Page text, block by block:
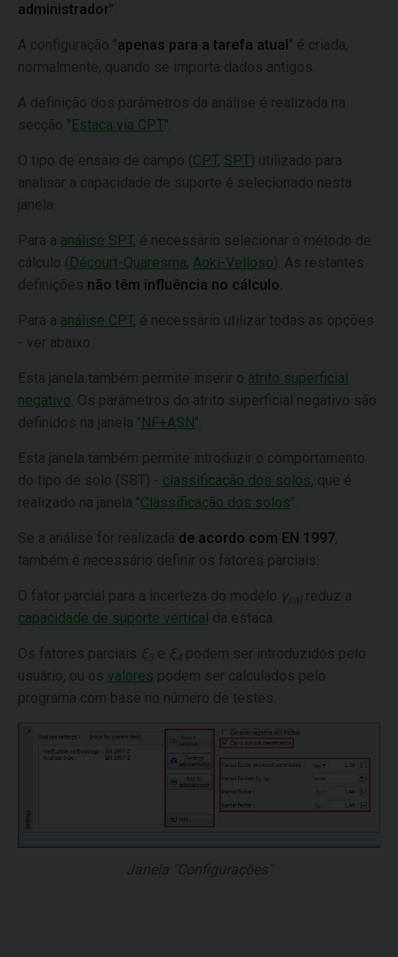
administrador".
A configuração "apenas para a tarefa atual" é criada,
normalmente, quando se importa dados antigos.
A definição dos parâmetros da análise é realizada na
secção "Estaca via CPT".
O tipo de ensaio de campo ( CPT, SPT) utilizado para
analisar a capacidade de suporte é selecionado nesta
janela.
Para a análise SPT, é necessário selecionar o método de
cálculo ( Décourt-Quaresma, Aoki-Velloso). As restantes
definições não têm influência no cálculo.
Para a análise CPT, é necessário utilizar todas as opções
- ver abaixo.
Esta janela também permite inserir o atrito superficial
negativo . Os parâmetros do atrito superficial negativo são
definidos na janela "NF+ASN".
Esta janela também permite introduzir o comportamento
do tipo de solo (SBT) - classificação dos solos, que é
realizado na janela "Classificação dos solos".
Se a análise for realizada de acordo com EN 1997,
também é necessário definir os fatores parciais:
O fator parcial para a incerteza do modelo γ calreduz a
capacidade de suporte vertical da estaca.
Os fatores parciais ξ3 e ξ4 podem ser introduzidos pelo
usuário, ou os valores podem ser calculados pelo
programa com base no número de testes.
Janela "Configurações"